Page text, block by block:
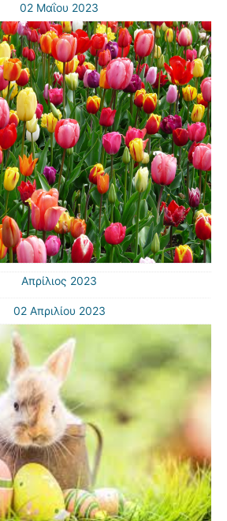
02 Μαΐου 2023
Απρίλιος 2023
02 Απριλίου 2023